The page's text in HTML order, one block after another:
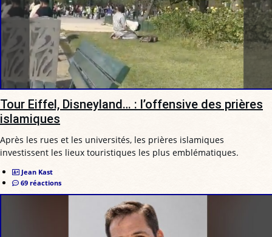
Tour Eiffel, Disneyland… : l’offensive des prières
islamiques
Après les rues et les universités, les prières islamiques
investissent les lieux touristiques les plus emblématiques.
Jean Kast
69 réactions